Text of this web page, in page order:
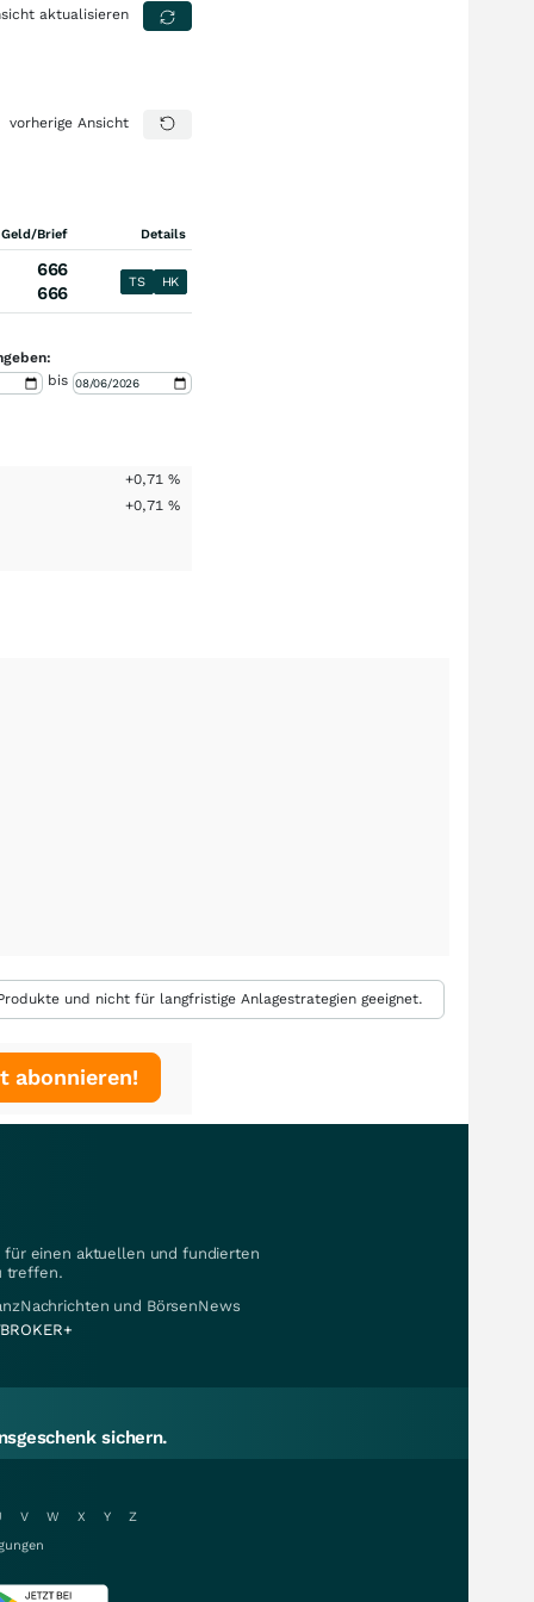
aktualisieren
vorherige Ansicht
Geld/Brief Details
666
666
TS HK
bis
+0,71 %
+0,71 %
und nicht für langfristige Anlagestrategien geeignet.
abonnieren!
für einen aktuellen und fundierten
treffen.
und BörsenNews
sichern.
V W X Y
Z